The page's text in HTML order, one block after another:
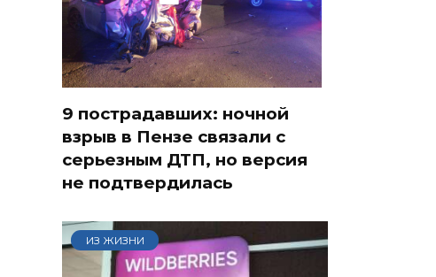
9 пострадавших: ночной
взрыв в Пензе связали с
серьезным ДТП, но версия
не подтвердилась
ИЗ ЖИЗНИ